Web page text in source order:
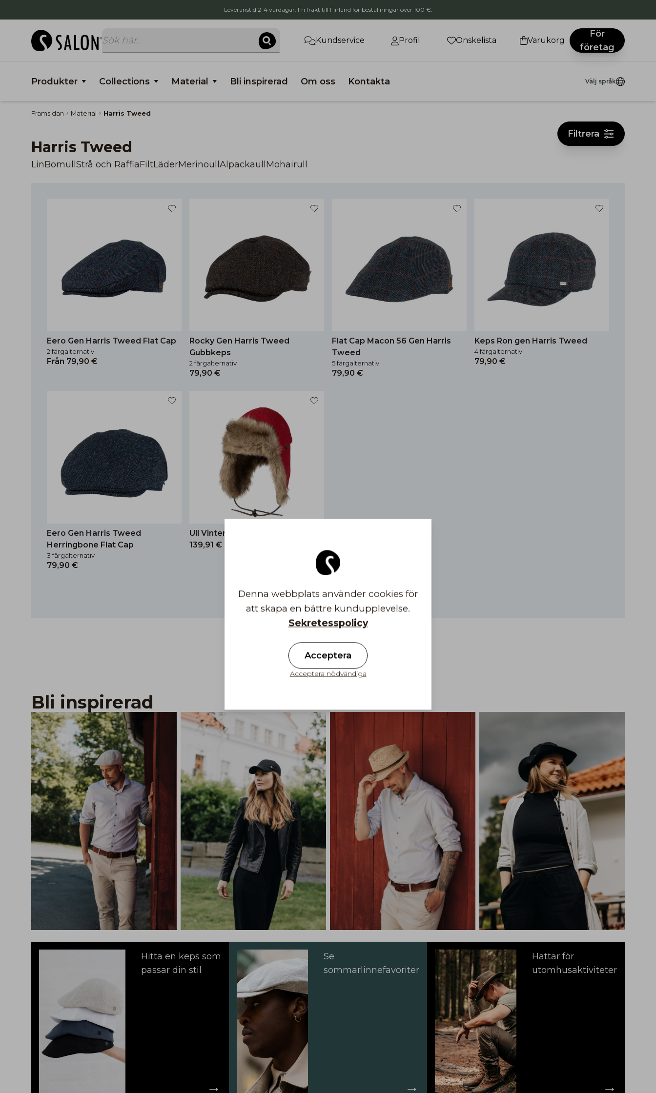
Leveranstid 2-4 vardagar. Fri frakt till Finland för beställningar över 100 €.
Kundservice Profil Önskelista Varukorg
För
företag
Produkter Collections Material Bli inspirerad Om oss Kontakta Välj språk
Framsidan Material Harris Tweed
Harris Tweed
Filtrera
LinBomull Strå och RaffiaFiltLäderMerinoull Alpackaull Mohairull
Eero Gen Harris Tweed Flat Cap
2 färgalternativ
Från 79,90 €
Rocky Gen Harris Tweed
Gubbkeps
2 färgalternativ
79,90 €
Flat Cap Macon 56 Gen Harris
Tweed
5 färgalternativ
79,90 €
Keps Ron gen Harris Tweed
4 färgalternativ
79,90 €
Eero Gen Harris Tweed
Herringbone Flat Cap
3 färgalternativ
79,90 €
Ull Vinterkeps
139,91 €
Bli inspirerad
Hitta en keps som
passar din stil
→
Se
sommarlinnefavoriter
→
Hattar för
utomhusaktiviteter
→
Denna webbplats använder cookies för
att skapa en bättre kundupplevelse.
Sekretesspolicy
Acceptera
Acceptera nödvändiga